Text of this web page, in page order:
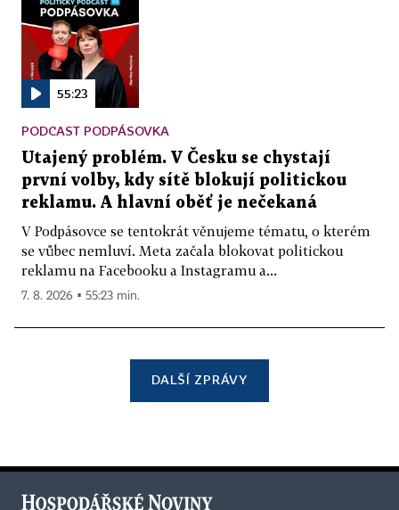
55:23
PODCAST PODPÁSOVKA
Utajený problém. V Česku se chystají
první volby, kdy sítě blokují politickou
reklamu. A hlavní oběť je nečekaná
V Podpásovce se tentokrát věnujeme tématu, o kterém
se vůbec nemluví. Meta začala blokovat politickou
reklamu na Facebooku a Instagramu a...
7. 8. 2026 ▪ 55:23 min.
DALŠÍ ZPRÁVY